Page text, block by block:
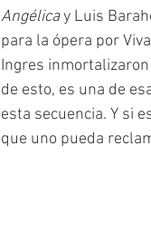
Angélica y Luis
para la ópera por
Ingres
de esto, es una de
esta secuencia. Y si
que uno pueda